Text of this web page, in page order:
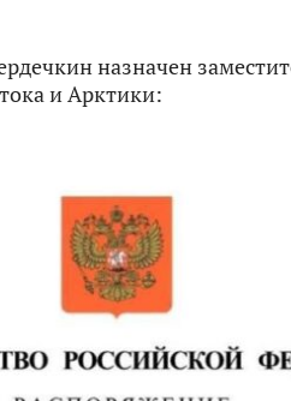
назначен
и Арктики: